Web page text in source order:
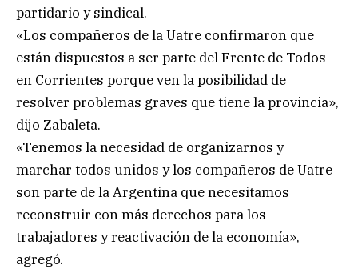
partidario y sindical.
«Los compañeros de la Uatre confirmaron que
están dispuestos a ser parte del Frente de Todos
en Corrientes porque ven la posibilidad de
resolver problemas graves que tiene la provincia»,
dijo Zabaleta.
«Tenemos la necesidad de organizarnos y
marchar todos unidos y los compañeros de Uatre
son parte de la Argentina que necesitamos
reconstruir con más derechos para los
trabajadores y reactivación de la economía»,
agregó.